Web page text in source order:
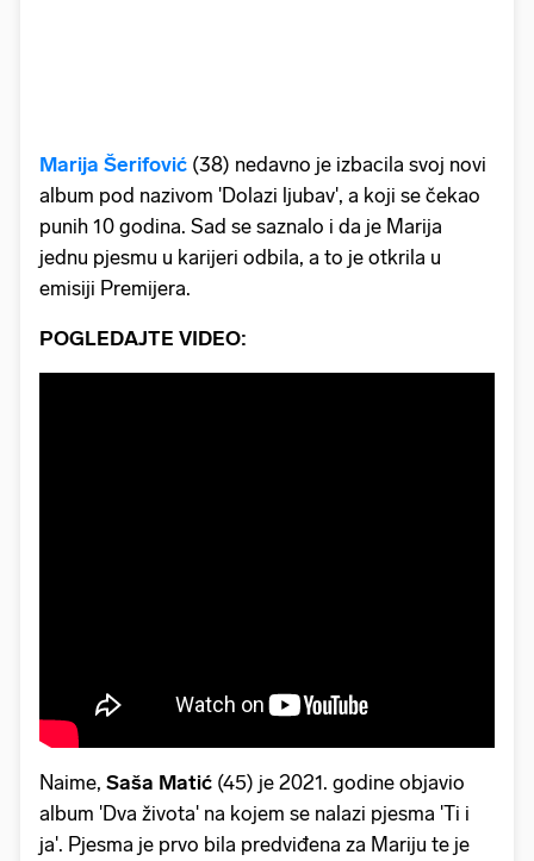
Marija Šerifović (38) nedavno je izbacila svoj novi
album pod nazivom 'Dolazi ljubav', a koji se čekao
punih 10 godina. Sad se saznalo i da je Marija
jednu pjesmu u karijeri odbila, a to je otkrila u
emisiji Premijera.
POGLEDAJTE VIDEO:
Naime, Saša Matić (45) je 2021. godine objavio
album 'Dva života' na kojem se nalazi pjesma 'Ti i
ja'. Pjesma je prvo bila predviđena za Mariju te je